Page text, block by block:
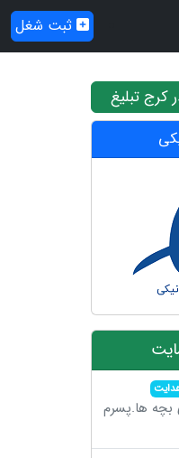
ثبت شغل
تبلیغ
بچه ها.پسرم